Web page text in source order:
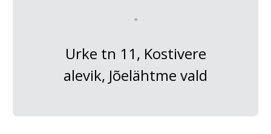
Urke tn 11, Kostivere
alevik, Jõelähtme vald